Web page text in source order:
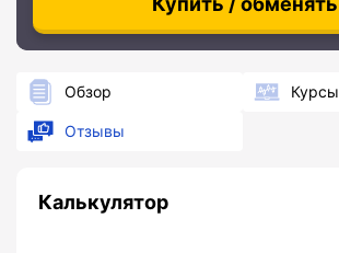
Обзор Курсы
Отзывы
Калькулятор